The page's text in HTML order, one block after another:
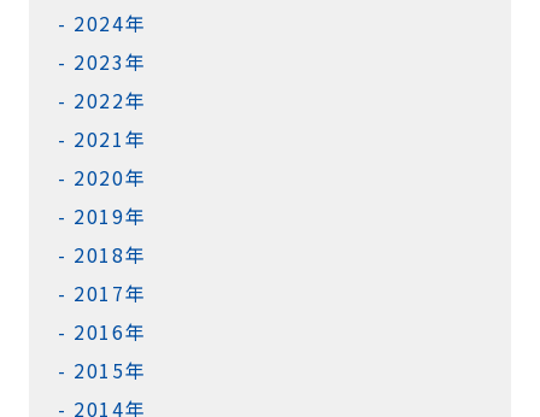
2024年
2023年
2022年
2021年
2020年
2019年
2018年
2017年
2016年
2015年
2014年